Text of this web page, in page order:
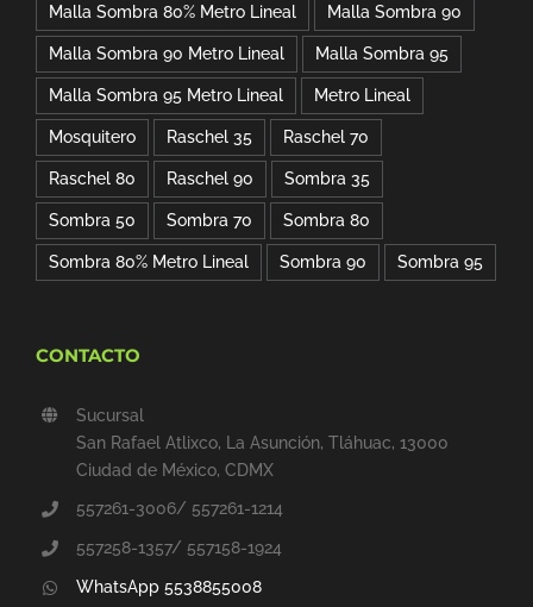
Malla Sombra 80% Metro Lineal Malla Sombra 90
Malla Sombra 90 Metro Lineal Malla Sombra 95
Malla Sombra 95 Metro Lineal Metro Lineal
Mosquitero Raschel 35 Raschel 70
Raschel 80 Raschel 90 Sombra 35
Sombra 50 Sombra 70 Sombra 80
Sombra 80% Metro Lineal Sombra 90 Sombra 95
CONTACTO
Sucursal
San Rafael Atlixco, La Asunción, Tláhuac, 13000
Ciudad de México, CDMX
557261-3006/ 557261-1214
557258-1357/ 557158-1924
WhatsApp 5538855008